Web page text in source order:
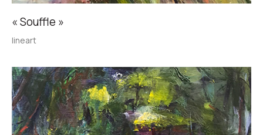
« Souffle »
lineart